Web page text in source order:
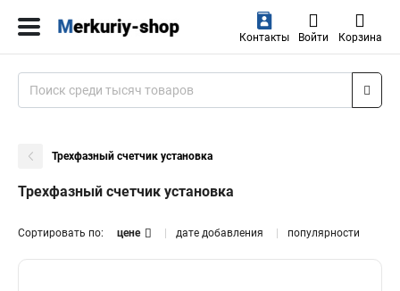
Контакты Войти Корзина
Трехфазный счетчик установка
Трехфазный счетчик установка
Сортировать по: цене дате добавления популярности